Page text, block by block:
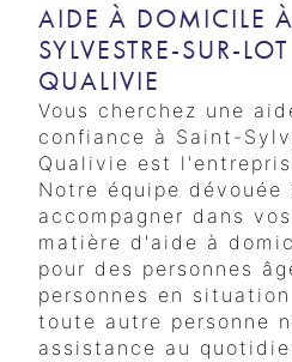
AIDE À DOMICILE
SYLVESTRE-SUR-
QUALIVIE
Vous cherchez une
confiance à Saint-
Qualivie est
Notre équipe
accompagner dans
matière d'aide à
pour des personnes
personnes en
toute autre personne
assistance au